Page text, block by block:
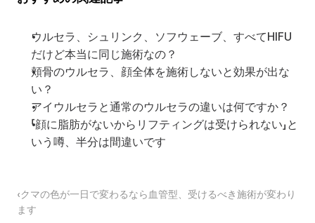
ウルセラ、シュリンク、ソフウェーブ、すべてHIFU
だけど本当に同じ施術なの？
頬骨のウルセラ、顔全体を施術しないと効果が出な
い？
アイウルセラと通常のウルセラの違いは何ですか？
「顔に脂肪がないからリフティングは受けられない」と
いう噂、半分は間違いです
‹クマの色が一日で変わるなら血管型、受けるべき施術が変わり
ます